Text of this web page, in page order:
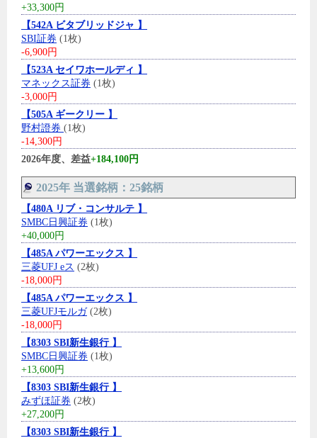
+33,300円
【542A ビタブリッドジャ 】
SBI証券 (1枚)
-6,900円
【523A セイワホールディ 】
マネックス証券 (1枚)
-3,000円
【505A ギークリー 】
野村證券 (1枚)
-14,300円
2026年度、差益+184,100円
2025年 当選銘柄：25銘柄
【480A リブ・コンサルテ 】
SMBC日興証券 (1枚)
+40,000円
【485A パワーエックス 】
三菱UFJ eス (2枚)
-18,000円
【485A パワーエックス 】
三菱UFJモルガ(2枚)
-18,000円
【8303 SBI新生銀行 】
SMBC日興証券 (1枚)
+13,600円
【8303 SBI新生銀行 】
みずほ証券 (2枚)
+27,200円
【8303 SBI新生銀行 】